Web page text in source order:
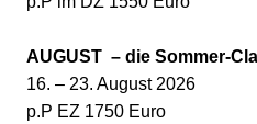
AUGUST – die Sommer-
16. – 23. August 2026
p.P EZ 1750 Euro